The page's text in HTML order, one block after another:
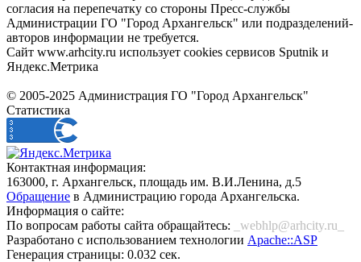
согласия на перепечатку со стороны Пресс-службы
Администрации ГО "Город Архангельск" или подразделений-
авторов информации не требуется.
Сайт www.arhcity.ru использует cookies сервисов Sputnik и
Яндекс.Метрика
© 2005-2025 Администрация ГО "Город Архангельск"
Статистика
Контактная информация:
163000, г. Архангельск, площадь им. В.И.Ленина, д.5
Обращение в Администрацию города Архангельска.
Информация о сайте:
По вопросам работы сайта обращайтесь:
_webhlp@arhcity.ru_
Разработано с использованием технологии Apache::ASP
Генерация страницы: 0.032 сек.